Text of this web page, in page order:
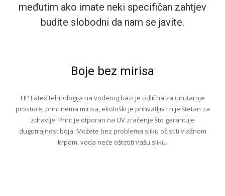
međutim ako imate neki specifičan zahtjev
budite slobodni da nam se javite.
Boje bez mirisa
HP Latex tehnologija na vodenoj bazi je odlična za unutarnje
prostore, print nema mirisa, ekološki je prihvatljiv i nije štetan za
zdravlje. Print je otporan na UV zračenje što garantuje
dugotrajnost boja. Možete bez problema sliku očistiti vlažnom
krpom, voda neće oštetiti vašu sliku.